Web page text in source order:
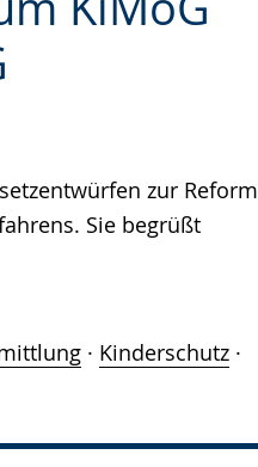
zur Reform
Sie begrüßt
· Kinderschutz ·